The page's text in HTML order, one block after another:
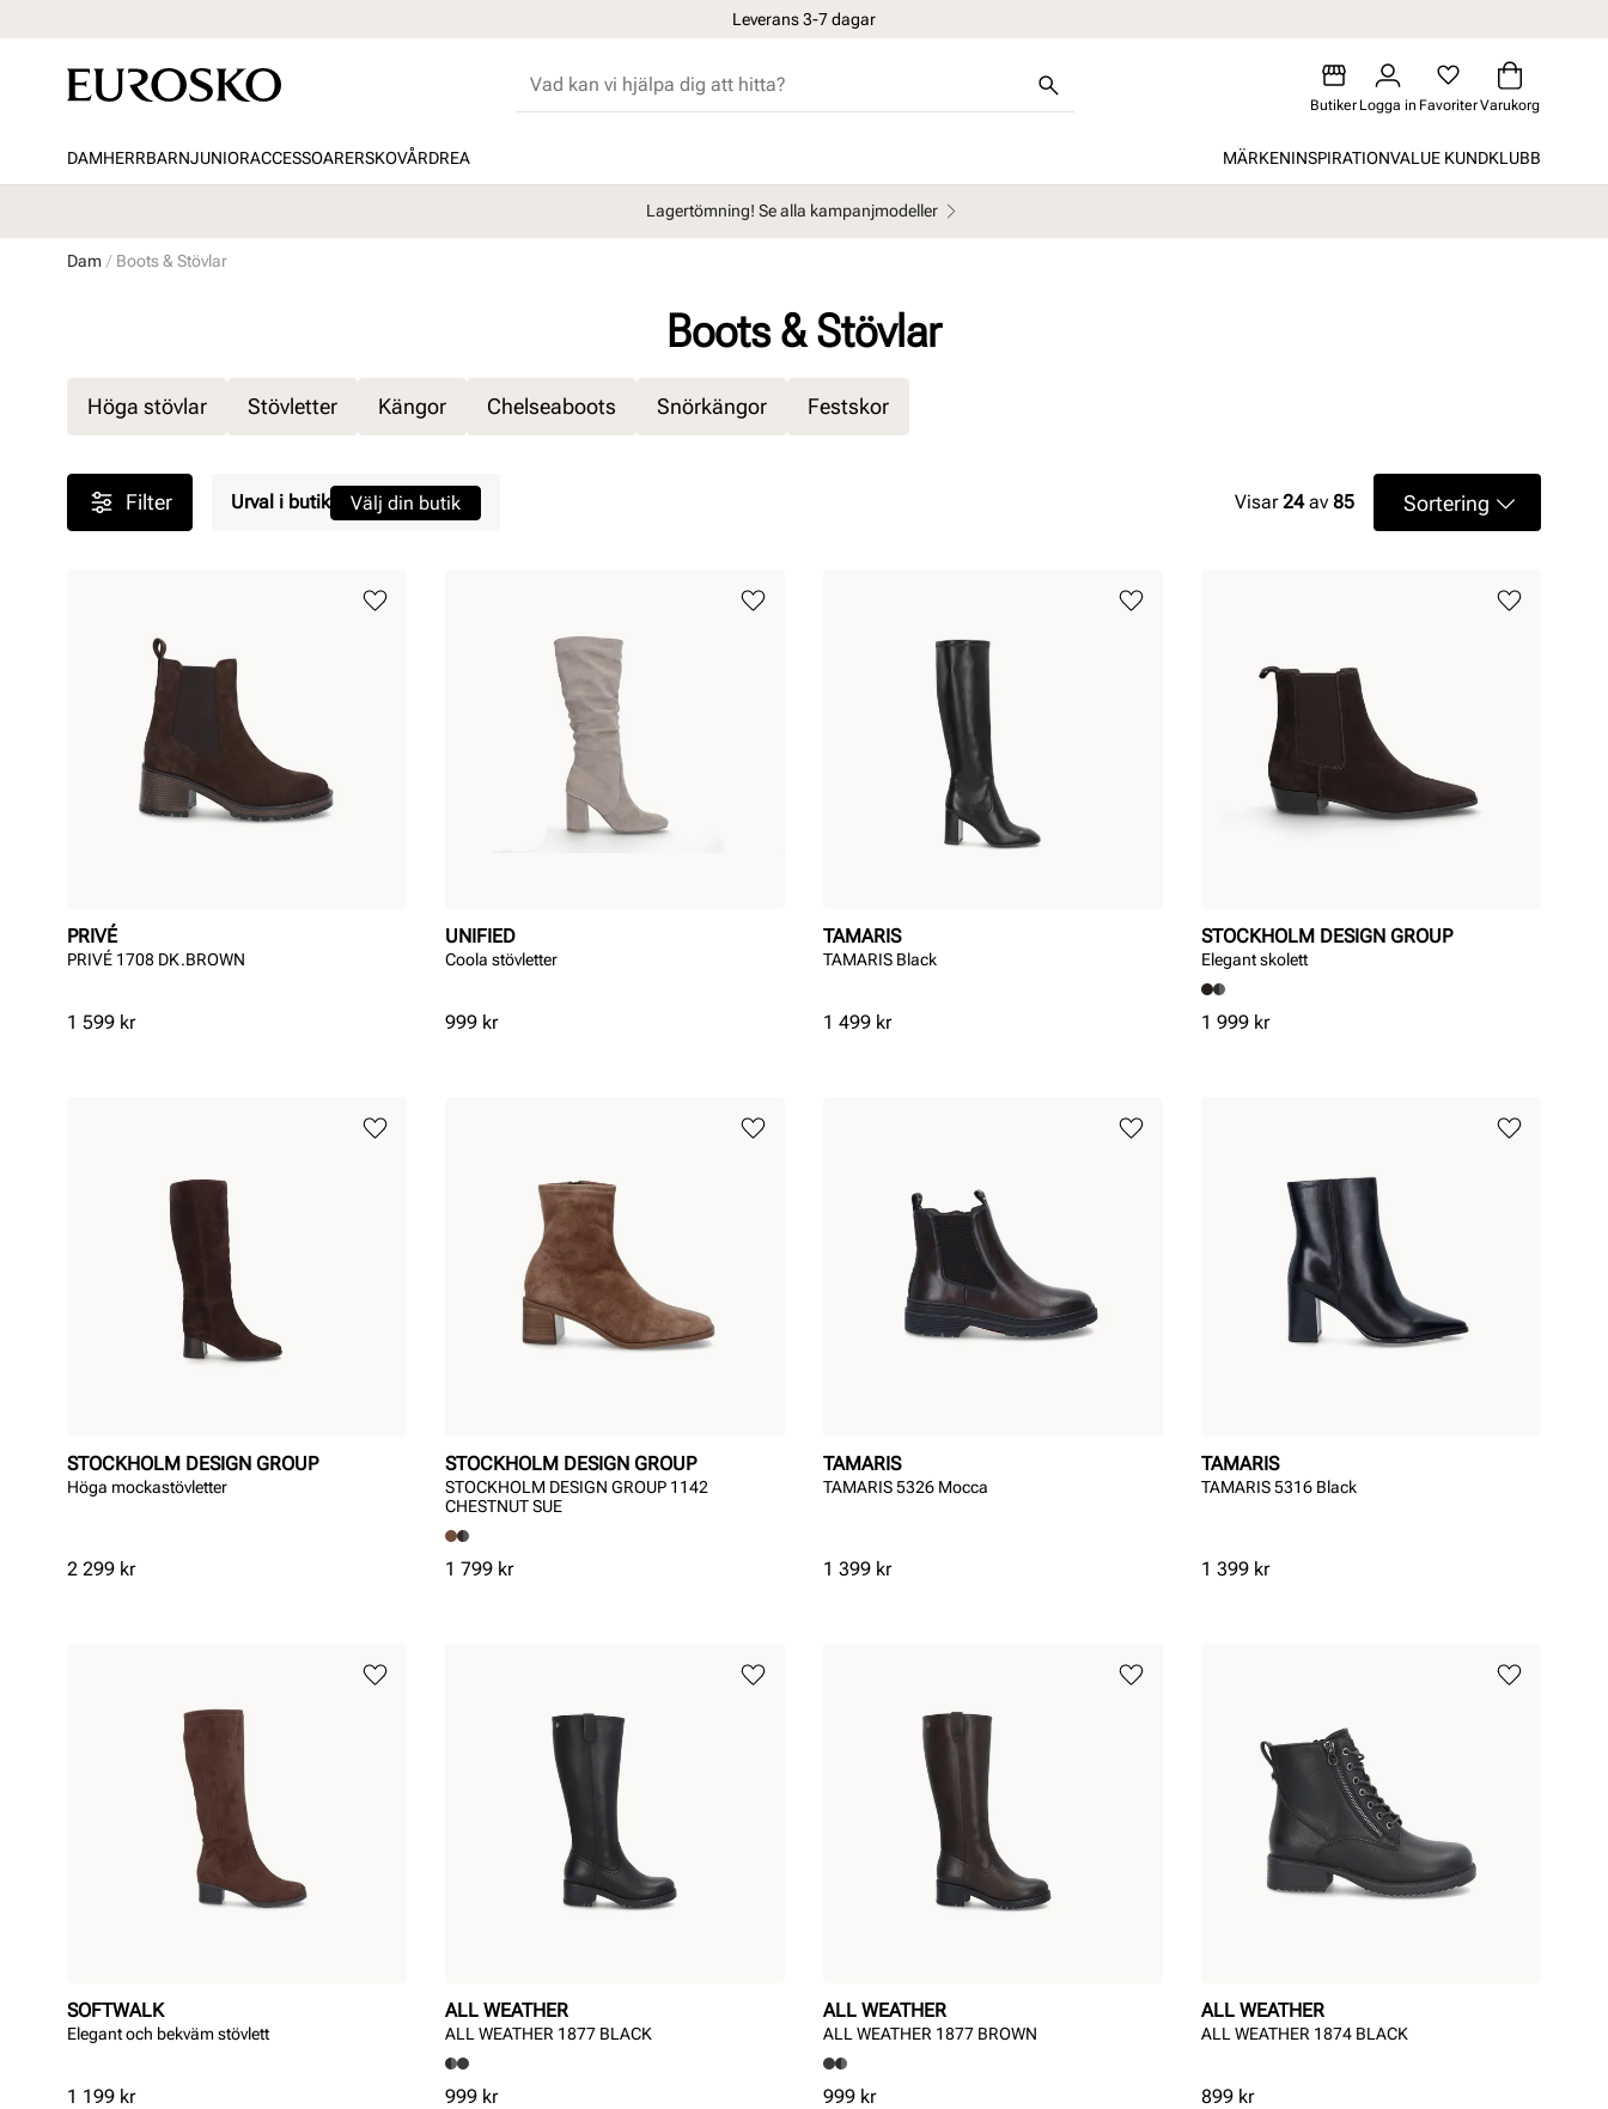
Leverans 3-7 dagar
Butiker Logga in FavoriterVarukorg
DAMHERRBARNJUNIORACCESSOARERSKOVÅRDREA MÄRKENINSPIRATIONVALUE KUNDKLUBB
Lagertömning! Se alla kampanjmodeller
Dam Boots & Stövlar
Boots & Stövlar
Höga stövlar Stövletter Kängor Chelseaboots Snörkängor Festskor
Filter Urval i butik Välj din butik Visar24av 85 Sortering
PRIVÉ
PRIVÉ 1708 DK.BROWN
Pris
1 599 kr
UNIFIED
Coola stövletter
Pris
999 kr
TAMARIS
TAMARIS Black
Pris
1 499 kr
STOCKHOLM DESIGN GROUP
Elegant skolett
Pris
1 999 kr
STOCKHOLM DESIGN GROUP
Höga mockastövletter
Pris
2 299 kr
STOCKHOLM DESIGN GROUP
STOCKHOLM DESIGN GROUP 1142
CHESTNUT SUE
Pris
1 799 kr
TAMARIS
TAMARIS 5326 Mocca
Pris
1 399 kr
TAMARIS
TAMARIS 5316 Black
Pris
1 399 kr
SOFTWALK
Elegant och bekväm stövlett
Pris
1 199 kr
ALL WEATHER
ALL WEATHER 1877 BLACK
Pris
999 kr
ALL WEATHER
ALL WEATHER 1877 BROWN
Pris
999 kr
ALL WEATHER
ALL WEATHER 1874 BLACK
Pris
899 kr